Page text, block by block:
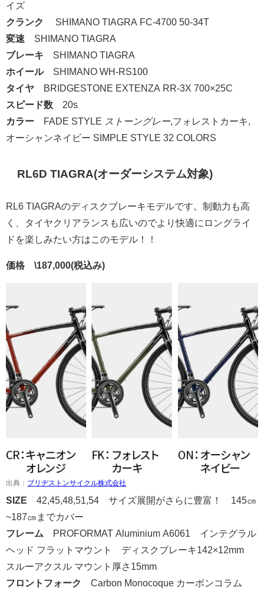
イズ
クランク
SHIMANO TIAGRA FC-4700 50-34T
変速 SHIMANO TIAGRA
ブレーキ SHIMANO TIAGRA
ホイールSHIMANO WH-RS100
タイヤ BRIDGESTONE EXTENZA RR-3X 700×25C
スピード数 20s
カラー
FADE STYLE ストーングレー,フォレストカーキ,
オーシャンネイビー SIMPLE STYLE 32 COLORS
RL6D TIAGRA(オーダーシステム対象)
RL6 TIAGRAのディスクブレーキモデルです。制動力も高
く、タイヤクリアランスも広いのでより快適にロングライ
ドを楽しみたい方はこのモデル！！
価格 \187,000(税込み)
出典： ブリヂストンサイクル株式会社
SIZE 42,45,48,51,54 サイズ展開がさらに豊富！ 145㎝
~187㎝までカバー
フレーム
PROFORMAT Aluminium A6061 インテグラル
ヘッド フラットマウント ディスクブレーキ142×12mm
スルーアクスル マウント厚さ15mm
フロントフォーク
Carbon Monocoque カーボンコラム